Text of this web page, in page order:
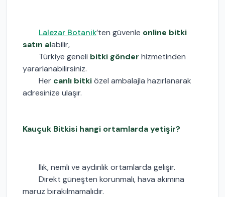
Lalezar Botanik’ten güvenle online bitki
satın alabilir,
Türkiye geneli bitki gönder hizmetinden
yararlanabilirsiniz.
Her canlı bitkiözel ambalajla hazırlanarak
adresinize ulaşır.
Kauçuk Bitkisi hangi ortamlarda yetişir?
Ilık, nemli ve aydınlık ortamlarda gelişir.
Direkt güneşten korunmalı, hava akımına
maruz bırakılmamalıdır.